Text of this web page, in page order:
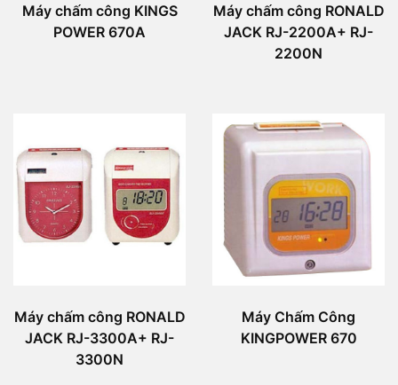
Máy chấm công KINGS
POWER 670A
Máy chấm công RONALD
JACK RJ-2200A+ RJ-
2200N
Máy chấm công RONALD
JACK RJ-3300A+ RJ-
3300N
Máy Chấm Công
KINGPOWER 670